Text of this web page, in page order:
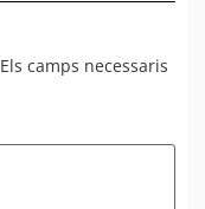
Els camps necessaris